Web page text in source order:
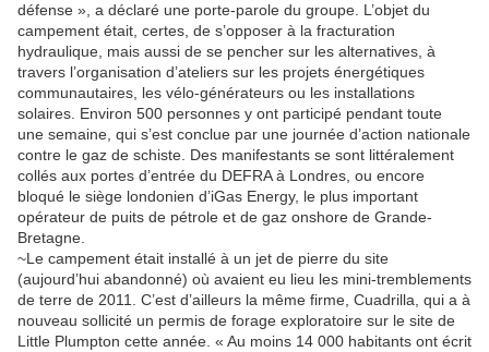
défense », a déclaré une porte-parole du groupe. L’objet du
campement était, certes, de s’opposer à la fracturation
hydraulique, mais aussi de se pencher sur les alternatives, à
travers l’organisation d’ateliers sur les projets énergétiques
communautaires, les vélo-générateurs ou les installations
solaires. Environ 500 personnes y ont participé pendant toute
une semaine, qui s’est conclue par une journée d’action nationale
contre le gaz de schiste. Des manifestants se sont littéralement
collés aux portes d’entrée du DEFRA à Londres, ou encore
bloqué le siège londonien d’iGas Energy, le plus important
opérateur de puits de pétrole et de gaz onshore de Grande-
Bretagne.
~Le campement était installé à un jet de pierre du site
(aujourd’hui abandonné) où avaient eu lieu les mini-tremblements
de terre de 2011. C’est d’ailleurs la même firme, Cuadrilla, qui a à
nouveau sollicité un permis de forage exploratoire sur le site de
Little Plumpton cette année. « Au moins 14 000 habitants ont écrit